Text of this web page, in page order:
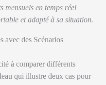
mensuels en temps réel
et adapté à sa situation.
avec des Scénarios
à comparer différents
qui illustre deux cas pour